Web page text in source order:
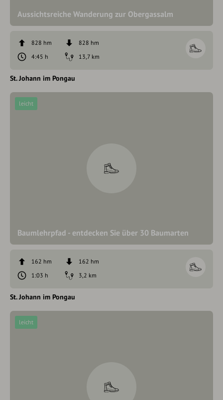
Aussichtsreiche Wanderung zur Obergassalm
828 hm
828 hm
4:45 h
13,7 km
St. Johann im Pongau
Baumlehrpfad - entdecken Sie über 30 Baumarten
leicht
162 hm
162 hm
1:03 h
3,2 km
St. Johann im Pongau
leicht